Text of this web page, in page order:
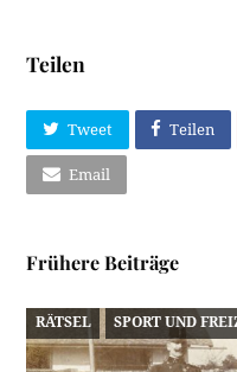
Teilen
Tweet Teilen
Email
Frühere Beiträge
RÄTSEL SPORT UND